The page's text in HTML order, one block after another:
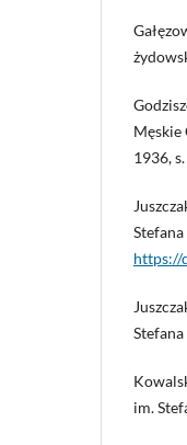
Męskie
1936,
https://
im.